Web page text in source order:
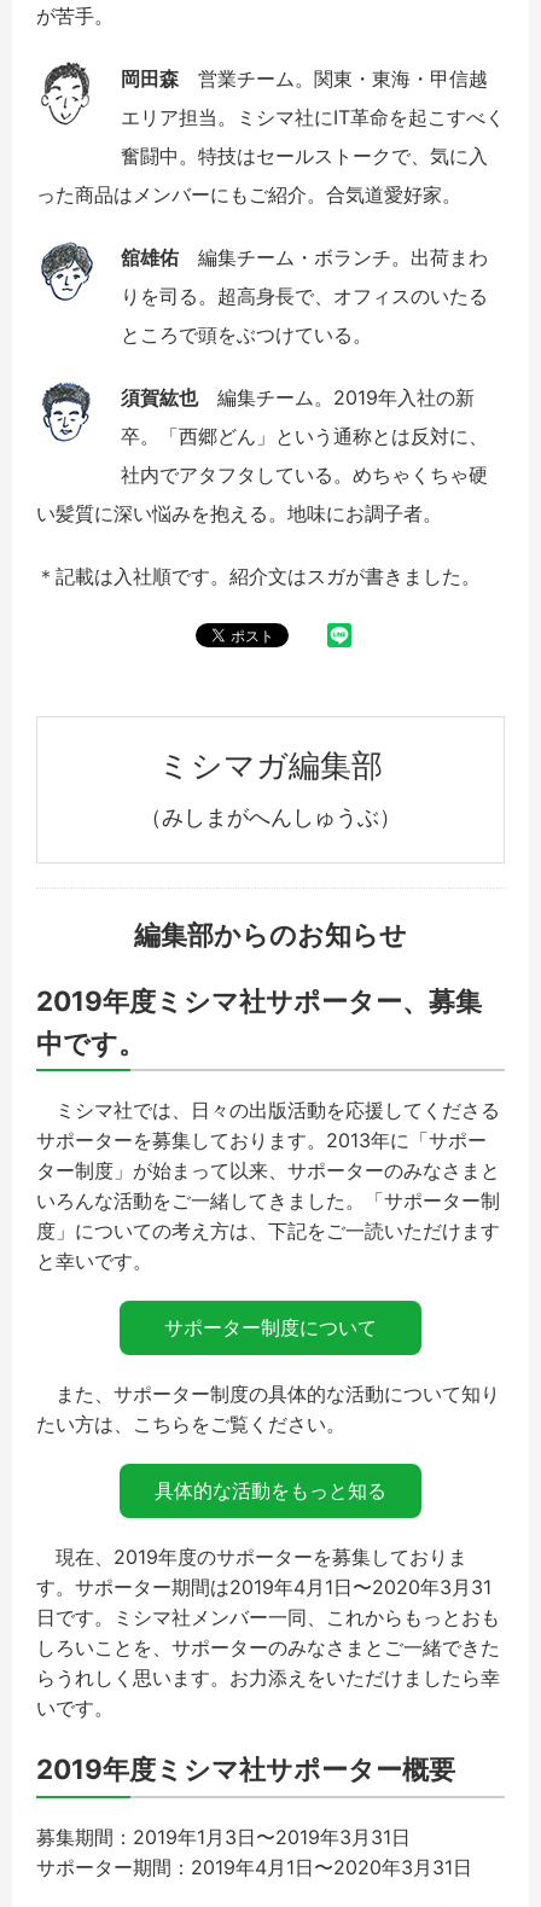
が苦手。
岡田森 営業チーム。関東・東海・甲信越
エリア担当。ミシマ社にIT革命を起こすべく
奮闘中。特技はセールストークで、気に入
った商品はメンバーにもご紹介。合気道愛好家。
舘雄佑 編集チーム・ボランチ。出荷まわ
りを司る。超高身長で、オフィスのいたる
ところで頭をぶつけている。
須賀紘也編集チーム。2019年入社の新
卒。「西郷どん」という通称とは反対に、
社内でアタフタしている。めちゃくちゃ硬
い髪質に深い悩みを抱える。地味にお調子者。
＊記載は入社順です。紹介文はスガが書きました。
ミシマガ編集部
（みしまがへんしゅうぶ）
編集部からのお知らせ
2019年度ミシマ社サポーター、募集
中です。
ミシマ社では、日々の出版活動を応援してくださる
サポーターを募集しております。2013年に「サポー
ター制度」が始まって以来、サポーターのみなさまと
いろんな活動をご一緒してきました。「サポーター制
度」についての考え方は、下記をご一読いただけます
と幸いです。
サポーター制度について
また、サポーター制度の具体的な活動について知り
たい方は、こちらをご覧ください。
具体的な活動をもっと知る
現在、2019年度のサポーターを募集しておりま
す。サポーター期間は2019年4月1日〜2020年3月31
日です。ミシマ社メンバー一同、これからもっとおも
しろいことを、サポーターのみなさまとご一緒できた
らうれしく思います。お力添えをいただけましたら幸
いです。
2019年度ミシマ社サポーター概要
募集期間： 2019年1 月 3日〜2019年3 月 31日
サポーター期間： 2019年4月 1日〜2020年3 月 31日